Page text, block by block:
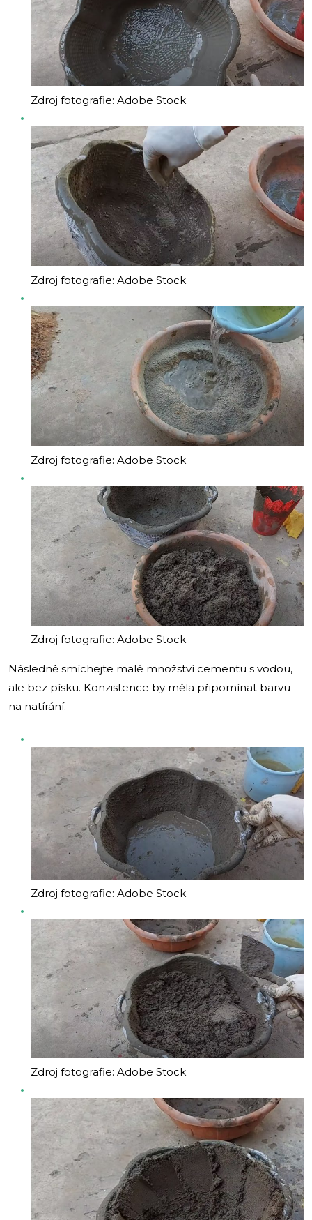
Zdroj fotografie: Adobe Stock
Zdroj fotografie: Adobe Stock
Zdroj fotografie: Adobe Stock
Zdroj fotografie: Adobe Stock
Následně smíchejte malé množství cementu s vodou,
ale bez písku. Konzistence by měla připomínat barvu
na natírání.
Zdroj fotografie: Adobe Stock
Zdroj fotografie: Adobe Stock